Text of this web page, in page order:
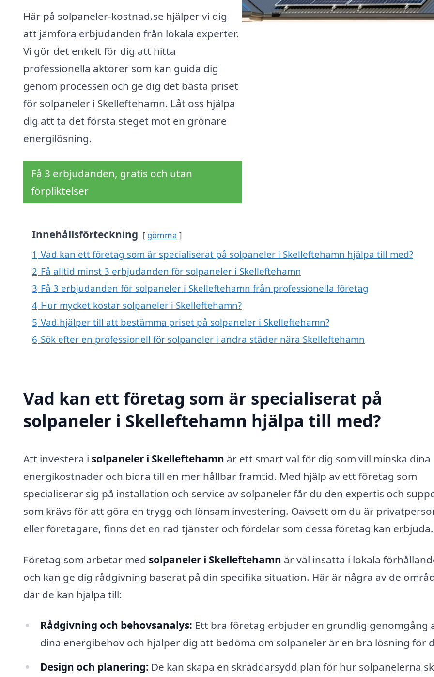
Här på solpaneler-kostnad.se hjälper vi dig
att jämföra erbjudanden från lokala experter.
Vi gör det enkelt för dig att hitta
professionella aktörer som kan guida dig
genom processen och ge dig det bästa priset
för solpaneler i Skelleftehamn. Låt oss hjälpa
dig att ta det första steget mot en grönare
energilösning.
Få 3 erbjudanden, gratis och utan
förpliktelser
Innehållsförteckning gömma
1 Vad kan ett företag som är specialiserat på solpaneler i Skelleftehamn hjälpa till med?
2 Få alltid minst 3 erbjudanden för solpaneler i Skelleftehamn
3 Få 3 erbjudanden för solpaneler i Skelleftehamn från professionella företag
4 Hur mycket kostar solpaneler i Skelleftehamn?
5 Vad hjälper till att bestämma priset på solpaneler i Skelleftehamn?
6 Sök efter en professionell för solpaneler i andra städer nära Skelleftehamn
Vad kan ett företag som är specialiserat på
solpaneler i Skelleftehamn hjälpa till med?
Att investera i solpaneler i Skelleftehamn är ett smart val för dig som vill minska dina
energikostnader och bidra till en mer hållbar framtid. Med hjälp av ett företag som
specialiserar sig på installation och service av solpaneler får du den expertis och
som krävs för att göra en trygg och lönsam investering. Oavsett om du är
eller företagare, finns det en rad tjänster och fördelar som dessa företag kan erbjuda.
Företag som arbetar med solpaneler i Skelleftehamn är väl insatta i lokala
och kan ge dig rådgivning baserat på din specifika situation. Här är några av de
där de kan hjälpa till:
Rådgivning och behovsanalys: Ett bra företag erbjuder en grundlig genomgång
dina energibehov och hjälper dig att bedöma om solpaneler är en bra lösning för
Design och planering: De kan skapa en skräddarsydd plan för hur solpanelerna